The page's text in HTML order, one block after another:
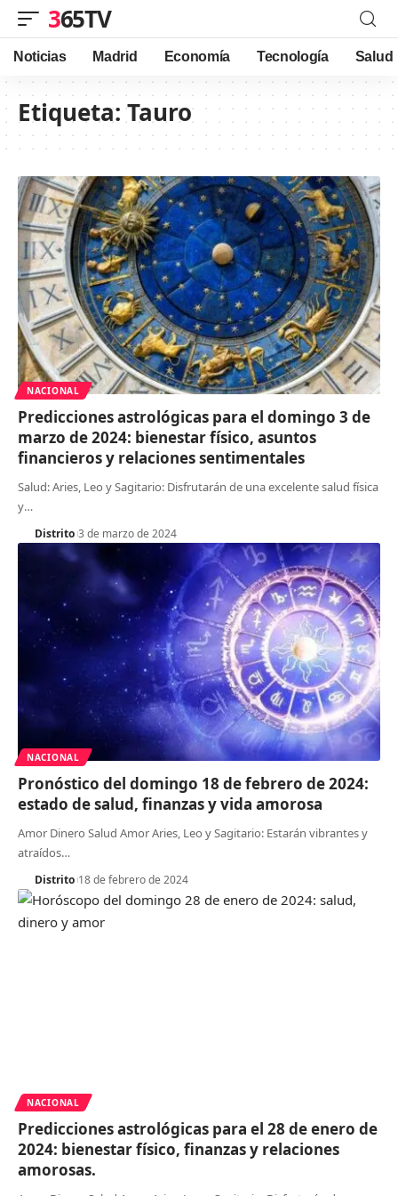
365TV
Noticias Madrid Economía Tecnología Salud
Etiqueta:Tauro
NACIONAL
Predicciones astrológicas para el domingo 3 de
marzo de 2024: bienestar físico, asuntos
financieros y relaciones sentimentales
Salud: Aries, Leo y Sagitario: Disfrutarán de una excelente salud física
y…
Distrito 3 de marzo de 2024
NACIONAL
Pronóstico del domingo 18 de febrero de 2024:
estado de salud, finanzas y vida amorosa
Amor Dinero Salud Amor Aries, Leo y Sagitario: Estarán vibrantes y
atraídos…
Distrito 18 de febrero de 2024
NACIONAL
Predicciones astrológicas para el 28 de enero de
2024: bienestar físico, finanzas y relaciones
amorosas.